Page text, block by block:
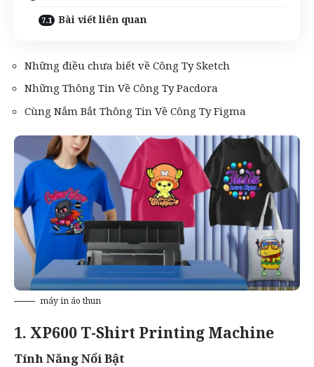
Bài viết liên quan
Những điều chưa biết về Công Ty Sketch
Những Thông Tin Về Công Ty Pacdora
Cùng Nắm Bắt Thông Tin Về Công Ty Figma
máy in áo thun
1. XP600 T-Shirt Printing Machine
Tính Năng Nổi Bật